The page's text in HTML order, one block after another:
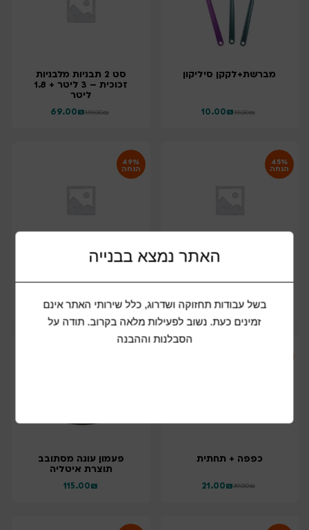
מברשת+לקקן סיליקון
₪
10.00 ₪
19.00
סט 2 תבניות מלבניות
זכוכית – 3 ליטר + 1.8
ליטר
₪
69.00 ₪
119.00
45%
הנחה
₪
65.00 ₪
119.00
49%
הנחה
₪
35.00 ₪
69.00
כפפה + תחתית
₪
21.00 ₪
39.00
פעמון עוגה מסתובב
תוצרת איטליה
₪
115.00
האתר נמצא בבנייה
בשל עבודות תחזוקה ושדרוג, כלל שירותי האתר אינם
זמינים כעת. נשוב לפעילות מלאה בקרוב. תודה על
הסבלנות וההבנה